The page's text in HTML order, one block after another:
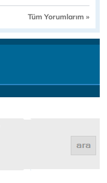
Tüm Yorumlarım »